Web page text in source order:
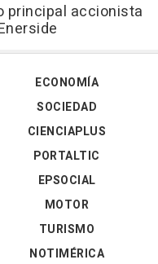
principal accionista
ECONOMÍA
SOCIEDAD
CIENCIAPLUS
PORTALTIC
EPSOCIAL
MOTOR
TURISMO
NOTIMÉRICA